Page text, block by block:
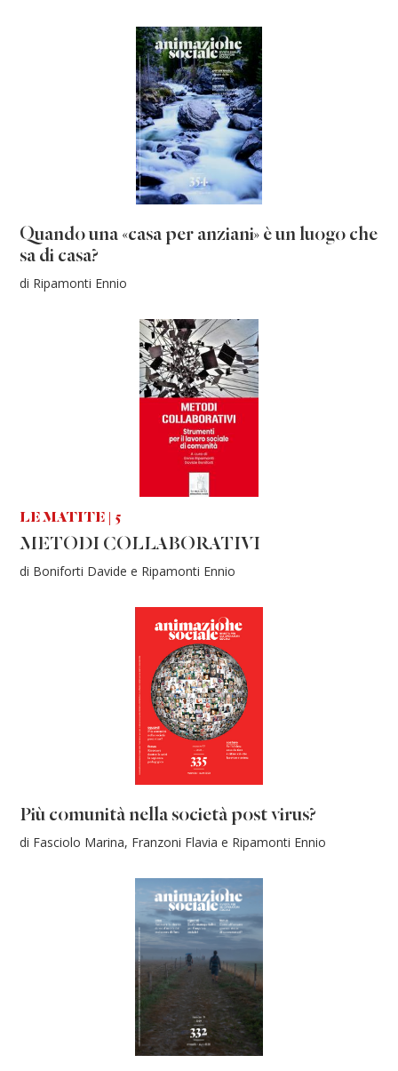
Quando una «casa per anziani» è un luogo che
sa di casa?
di Ripamonti Ennio
LE MATITE | 5
METODI COLLABORATIVI
di Boniforti Davide e Ripamonti Ennio
Più comunità nella società post virus?
di Fasciolo Marina, Franzoni Flavia e Ripamonti Ennio